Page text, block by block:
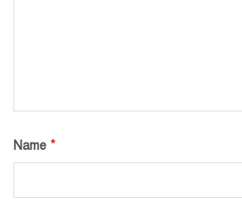
Name *